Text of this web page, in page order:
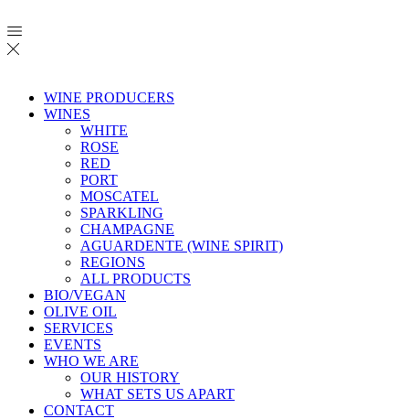
WINE PRODUCERS
WINES
WHITE
ROSE
RED
PORT
MOSCATEL
SPARKLING
CHAMPAGNE
AGUARDENTE (WINE SPIRIT)
REGIONS
ALL PRODUCTS
BIO/VEGAN
OLIVE OIL
SERVICES
EVENTS
WHO WE ARE
OUR HISTORY
WHAT SETS US APART
CONTACT